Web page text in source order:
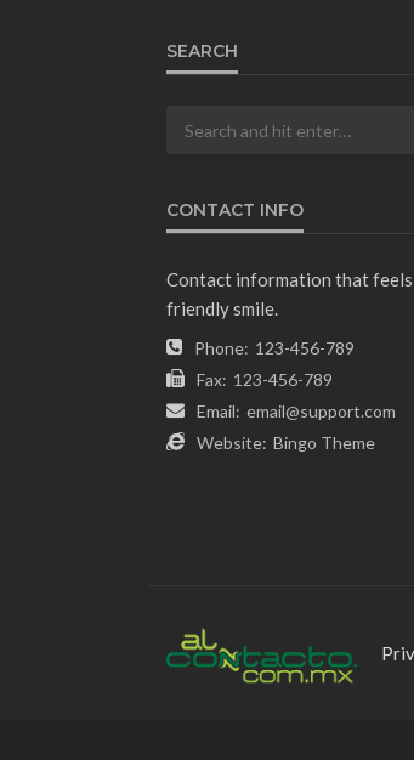
SEARCH
CONTACT INFO
Contact information that feels
friendly smile.
Phone: 123-456-789
Fax: 123-456-789
Email: email@support.com
Website: Bingo Theme